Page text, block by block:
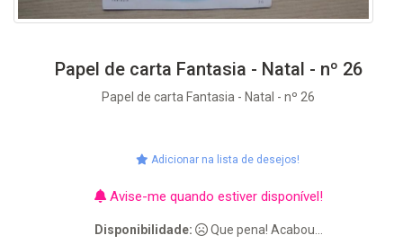
Papel de carta Fantasia - Natal - nº 26
Papel de carta Fantasia - Natal - nº 26
Adicionar na lista de desejos!
Avise-me quando estiver disponível!
Disponibilidade:
Que pena! Acabou...